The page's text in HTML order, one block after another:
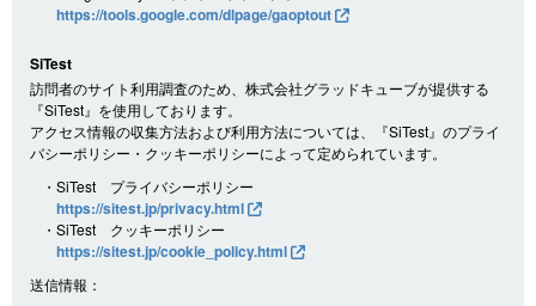
https://tools.google.com/dlpage/gaoptout
SiTest
訪問者のサイト利用調査のため、株式会社グラッドキューブが提供する
『SiTest』を使用しております。
アクセス情報の収集方法および利用方法については、『SiTest』のプライ
バシーポリシー・クッキーポリシーによって定められています。
・SiTest プライバシーポリシー
https://sitest.jp/privacy.html
・SiTest クッキーポリシー
https://sitest.jp/cookie_policy.html
送信情報：